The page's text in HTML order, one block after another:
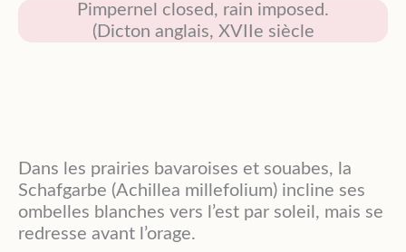
Pimpernel closed, rain imposed.
(Dicton anglais, XVIIe siècle
Dans les prairies bavaroises et souabes, la
Schafgarbe (Achillea millefolium) incline ses
ombelles blanches vers l’est par soleil, mais se
redresse avant l’orage.